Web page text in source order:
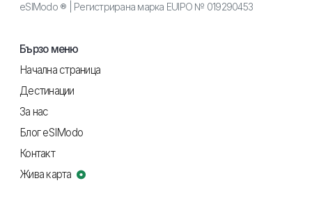
eSIModo ® | Регистрирана марка EUIPO № 019290453
Бързо меню
Начална страница
Дестинации
За нас
Блог eSIModo
Контакт
Жива карта